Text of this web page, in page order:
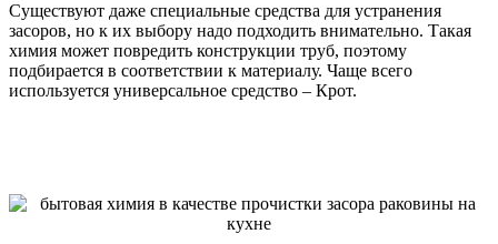
Существуют даже специальные средства для устранения
засоров, но к их выбору надо подходить внимательно. Такая
химия может повредить конструкции труб, поэтому
подбирается в соответствии к материалу. Чаще всего
используется универсальное средство – Крот.